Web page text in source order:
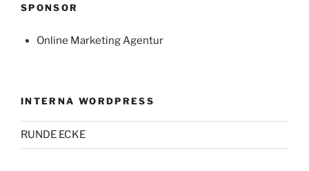
SPONSOR
Online Marketing Agentur
INTERNA WORDPRESS
RUNDE ECKE